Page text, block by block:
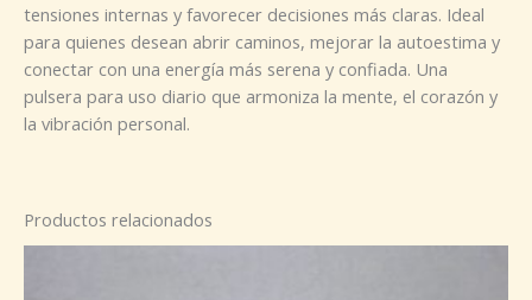
tensiones internas y favorecer decisiones más claras. Ideal
para quienes desean abrir caminos, mejorar la autoestima y
conectar con una energía más serena y confiada. Una
pulsera para uso diario que armoniza la mente, el corazón y
la vibración personal.
Productos relacionados